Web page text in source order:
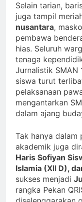
Selain tarian,
juga tampil
nusantara,
pembawa
hias. Seluruh
tenaga
Jurnalistik SMAN
siswa turut
pelaksanaan
mengantarkan
dalam ajang
Tak hanya dalam
akademik juga
Haris Sofiyan
Islamia (XII D),
sukses menjadi
rangka Pekan